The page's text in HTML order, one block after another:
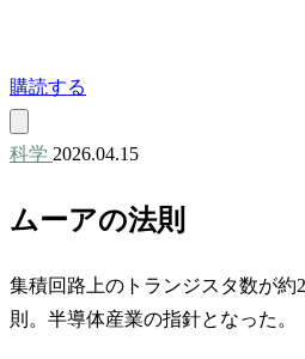
購読する
科学 2026.04.15
ムーアの法則
集積回路上のトランジスタ数が約
則。半導体産業の指針となった。